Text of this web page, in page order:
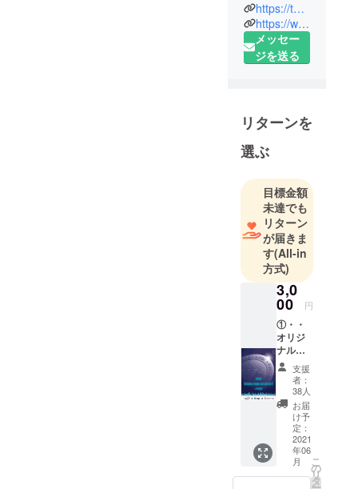
バル・アソ
シエイツ
(AGA)の
『株式会社
ティ銀行』
のタッグに
『アビスパ
福岡株式会
社』も参加
した3社合同
のプロジェ
クト。
https://twitter.com/AvispaF
https://www.youtube.com/avispachannel
メッセー
ジを送る
リターンを
選ぶ
目標金額
未達でも
リターン
が届きま
す(All-in
方式)
3,0
00 円
①・・
オリジ
ナルデ
ザイン
ポスト
カード
《クラ
ウド
ファン
ディン
グ限
定》
※1
支援
者：
38人
お届
け予
定：
2021
年06
月
こ
の
リ
タ